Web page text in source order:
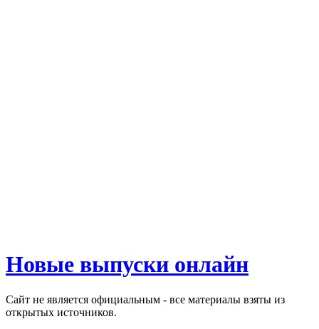
Новые выпуски онлайн
Сайт не является официальным - все материалы взяты из
открытых источников.